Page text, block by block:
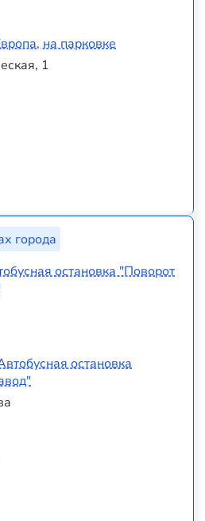
на парковке
1
города
остановка "Поворот
остановка